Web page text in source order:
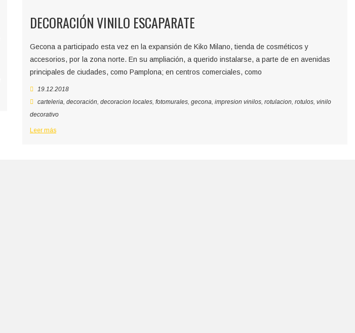
DECORACIÓN VINILO ESCAPARATE
Gecona a participado esta vez en la expansión de Kiko Milano, tienda de cosméticos y
accesorios, por la zona norte. En su ampliación, a querido instalarse, a parte de en avenidas
principales de ciudades, como Pamplona; en centros comerciales, como
19.12.2018
carteleria, decoración, decoracion locales, fotomurales, gecona, impresion vinilos, rotulacion, rotulos, vinilo
decorativo
Leer más